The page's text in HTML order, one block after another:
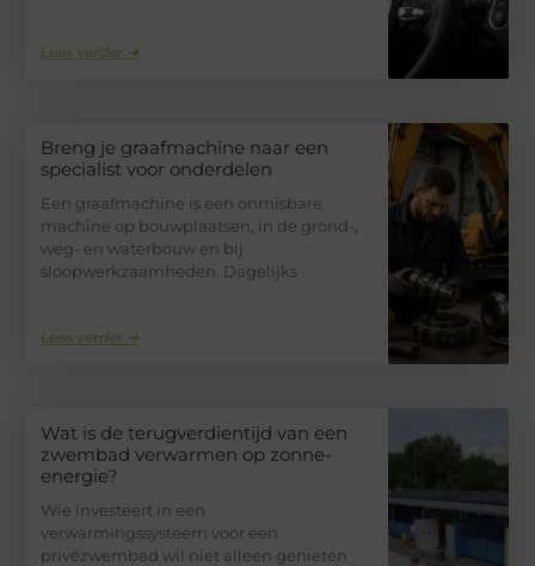
Lees verder ➜
Breng je graafmachine naar een
specialist voor onderdelen
Een graafmachine is een onmisbare
machine op bouwplaatsen, in de grond-,
weg- en waterbouw en bij
sloopwerkzaamheden. Dagelijks
Lees verder ➜
Wat is de terugverdientijd van een
zwembad verwarmen op zonne-
energie?
Wie investeert in een
verwarmingssysteem voor een
privézwembad wil niet alleen genieten